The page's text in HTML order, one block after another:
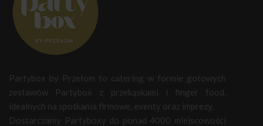
Partybox by Przełom to catering w formie gotowych
zestawów Partybox z przekąskami i finger food,
idealnych na spotkania firmowe, eventy oraz imprezy.
Dostarczamy Partyboxy do ponad 4000 miejscowości